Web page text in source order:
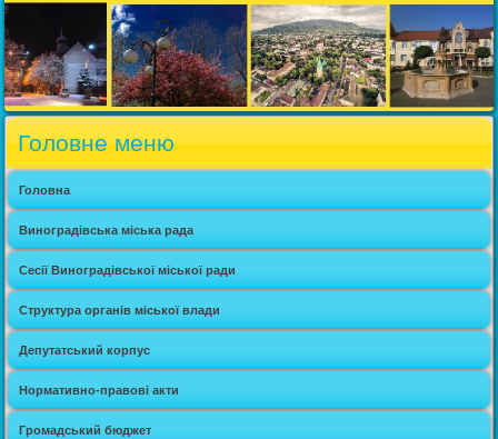
Головне меню
Головна
Виноградівська міська рада
Сесії Виноградівської міської ради
Структура органів міської влади
Депутатський корпус
Нормативно-правові акти
Громадський бюджет